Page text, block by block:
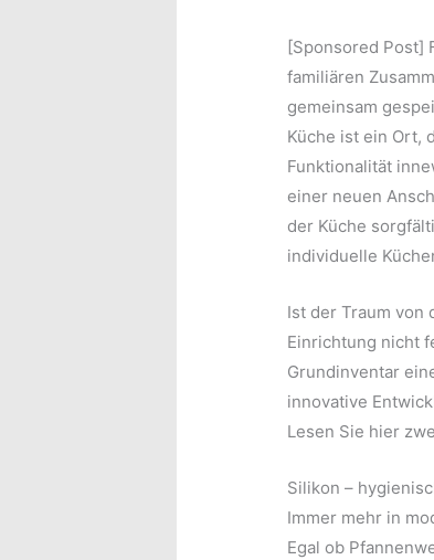
[Sponsored Post]
familiären
gemeinsam
Küche ist ein Ort,
Funktionalität
einer neuen
der Küche
individuelle
Ist der Traum von
Einrichtung nicht
Grundinventar
innovative
Lesen Sie hier
Silikon –
Immer mehr in
Egal ob